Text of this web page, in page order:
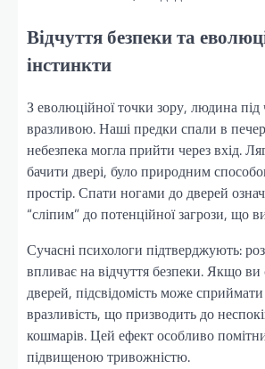
Відчуття безпеки та
інстинкти
З еволюційної точки зору, людина під
вразливою. Наші предки спали в
небезпека могла прийти через вхід.
бачити двері, було природним
простір. Спати ногами до дверей
“сліпим” до потенційної загрози, що
Сучасні психологи підтверджують:
впливає на відчуття безпеки. Якщо
дверей, підсвідомість може
вразливість, що призводить до
кошмарів. Цей ефект особливо
підвищеною тривожністю.